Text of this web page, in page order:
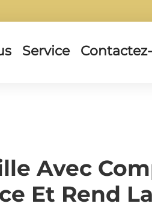
Service
Avec
Et Rend